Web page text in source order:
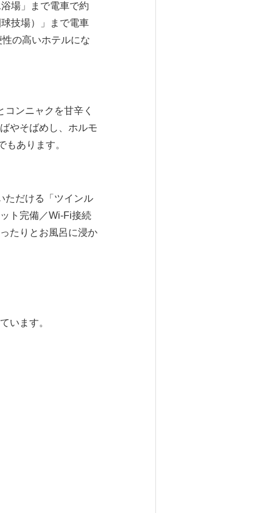
場」まで電車で約
技場）」まで電車
の高いホテルにな
ンニャクを甘辛く
やそばめし、ホルモ
あります。
ただける「ツインル
ト完備／Wi-Fi接続
たりとお風呂に浸か
います。